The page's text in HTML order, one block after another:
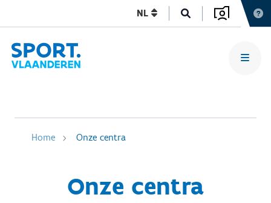
NL
Home Onze centra
Onze centra